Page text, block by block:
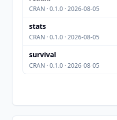
CRAN · 0.1.0 · 2026-08-05
stats
CRAN · 0.1.0 · 2026-08-05
survival
CRAN · 0.1.0 · 2026-08-05